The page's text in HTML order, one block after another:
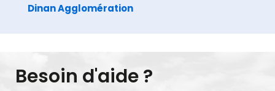
Dinan Agglomération
Besoin d'aide ?